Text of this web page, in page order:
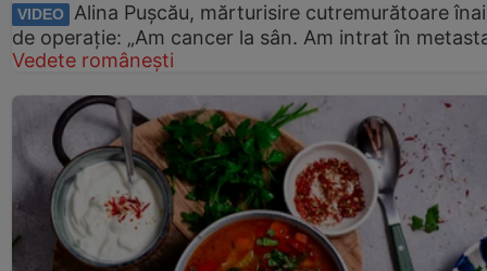
VIDEO Alina Pușcău, mărturisire cutremurătoare
de operație: „Am cancer la sân. Am intrat în
Vedete românești